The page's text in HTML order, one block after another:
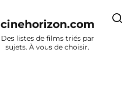
cinehorizon.com
Des listes de films triés par
sujets. À vous de choisir.